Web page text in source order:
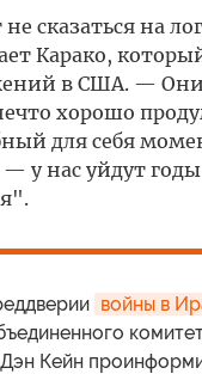
сказаться на
Карако,
в США. —
хорошо
для себя
у нас уйдут
войны в
Кейн